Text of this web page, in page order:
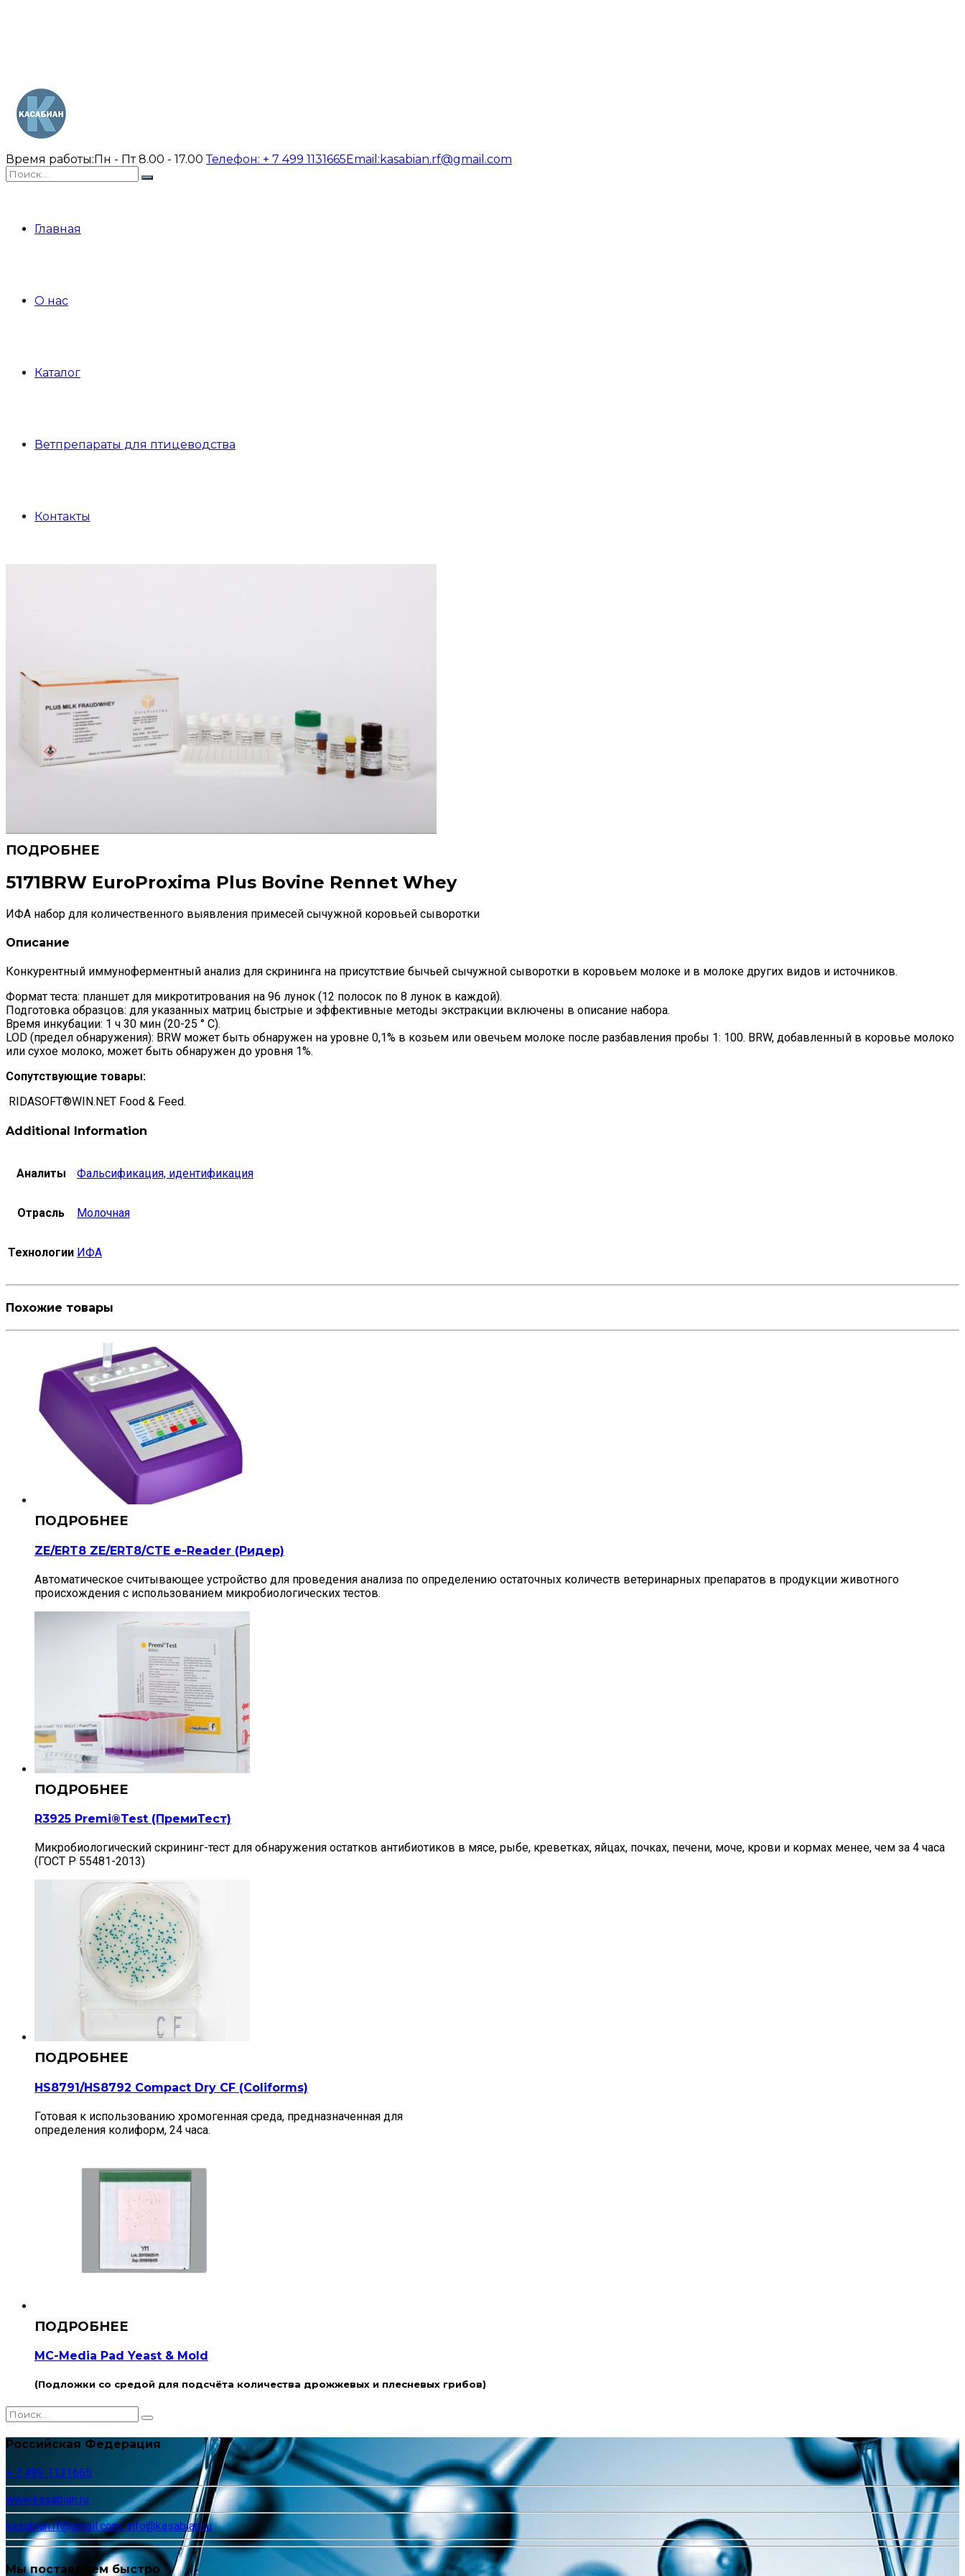
Время работы:Пн - Пт 8.00 - 17.00Телефон: + 7 499 1131665Email: kasabian.rf@gmail.com
Главная
О нас
Каталог
Ветпрепараты для птицеводства
Контакты
5171BRW EuroProxima Plus Bovine Rennet Whey
ИФА набор для количественного выявления примесей сычужной коровьей сыворотки
Описание
Конкурентный иммуноферментный анализ для скрининга на присутствие бычьей сычужной сыворотки в коровьем молоке и в молоке других видов и источников.
Формат теста: планшет для микротитрования на 96 лунок (12 полосок по 8 лунок в каждой).
Подготовка образцов: для указанных матриц быстрые и эффективные методы экстракции включены в описание набора.
Время инкубации: 1 ч 30 мин (20-25 ° C).
LOD (предел обнаружения): BRW может быть обнаружен на уровне 0,1% в козьем или овечьем молоке после разбавления пробы 1: 100. BRW, добавленный в коровье молоко
или сухое молоко, может быть обнаружен до уровня 1%.
Сопутствующие товары:
RIDASOFT®WIN.NET Food & Feed.
Additional Information
Аналиты Фальсификация, идентификация
Отрасль Молочная
Технологии ИФА
Похожие товары
ZE/ERT8 ZE/ERT8/CTE e-Reader (Ридер)
Автоматическое считывающее устройство для проведения анализа по определению остаточных количеств ветеринарных препаратов в продукции животного
происхождения с использованием микробиологических тестов.
R3925 Premi®Test (ПремиТест)
Микробиологический скрининг-тест для обнаружения остатков антибиотиков в мясе, рыбе, креветках, яйцах, почках, печени, моче, крови и кормах менее, чем за 4 часа
(ГОСТ Р 55481-2013)
HS8791/HS8792 Compact Dry CF (Сoliforms)
Готовая к использованию хромогенная среда, предназначенная для
определения колиформ, 24 часа.
MC-Media Pad Yeast & Mold
(Подложки со средой для подсчёта количества дрожжевых и плесневых грибов)
Российская Федерация
+ 7 499 1131665
www.kasabian.ru
kasabian.rf@gmail.com, info@kasabian.ru
Мы поставляем быстро